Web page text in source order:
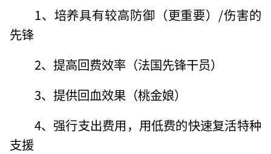
1、培养具有较高防御（更重要）/伤害的
先锋
2、提高回费效率（法国先锋干员）
3、提供回血效果（桃金娘）
4、强行支出费用，用低费的快速复活特种
支援